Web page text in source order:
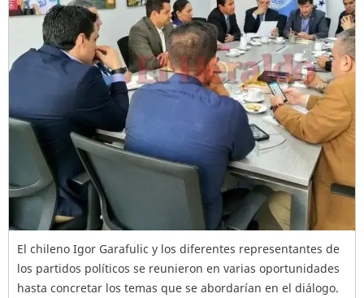
El chileno Igor Garafulic y los diferentes representantes de
los partidos políticos se reunieron en varias oportunidades
hasta concretar los temas que se abordarían en el diálogo.